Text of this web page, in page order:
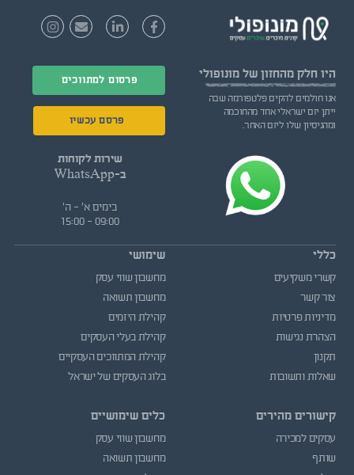
היו חלק מהחזון של מונופולי
אנו חולמים להקים פלטפורמה שבה
ייתן יזם ישראלי אחד מהחוכמה
ומהניסיון שלו ליזם האחר.
פרסום למתווכים
פרסם עכשיו
שירות לקוחות
ב-WhatsApp
בימים א' - ה'
09:00 - 15:00
כללי
קשרי משקיעים
צור קשר
מדיניות פרטיות
הצהרת נגישות
תקנון
שאלות ותשובות
קישורים מהירים
עסקים למכירה
שותף
שימושי
מחשבון שווי עסק
מחשבון תשואה
קהילת היזמים
קהילת בעלי העסקים
קהילת המתווכים העסקיים
בלוג העסקים של ישראל
כלים שימושיים
מחשבון שווי עסק
מחשבון תשואה